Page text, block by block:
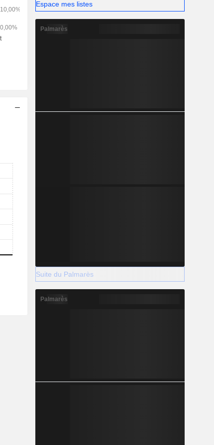
Espace mes listes
Palmarès
Suite du Palmarès
Palmarès